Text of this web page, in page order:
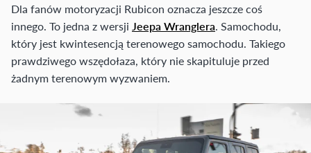
Dla fanów motoryzacji Rubicon oznacza jeszcze coś
innego. To jedna z wersji Jeepa Wranglera. Samochodu,
który jest kwintesencją terenowego samochodu. Takiego
prawdziwego wszędołaza, który nie skapituluje przed
żadnym terenowym wyzwaniem.